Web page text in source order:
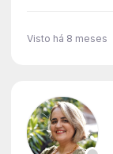
Visto há 8 meses